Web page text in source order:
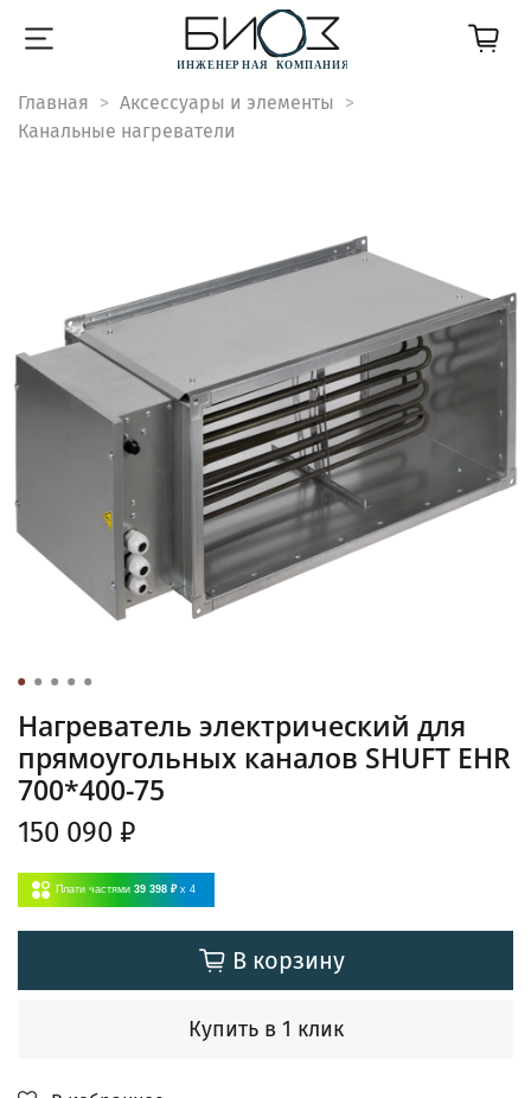
Главная
Аксессуары и элементы
Канальные нагреватели
Нагреватель электрический для
прямоугольных каналов SHUFT EHR
700*400-75
150 090 ₽
Плати частями 39 398 ₽ x 4
В корзину
Купить в 1 клик